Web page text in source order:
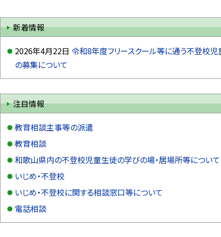
新着情報
2026年4月22日 令和8年度フリースクール等に通う不登校
の募集について
注目情報
教育相談主事等の派遣
教育相談
和歌山県内の不登校児童生徒の学びの場・居場所等について
いじめ・不登校
いじめ・不登校に関する相談窓口等について
電話相談